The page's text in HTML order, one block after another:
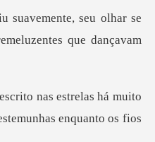
seu olhar se
las há muito